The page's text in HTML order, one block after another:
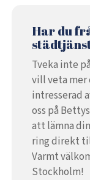
Har du
Tveka inte
vill veta mer
intresserad
oss på
att lämna
ring direkt
Varmt
Stockholm!